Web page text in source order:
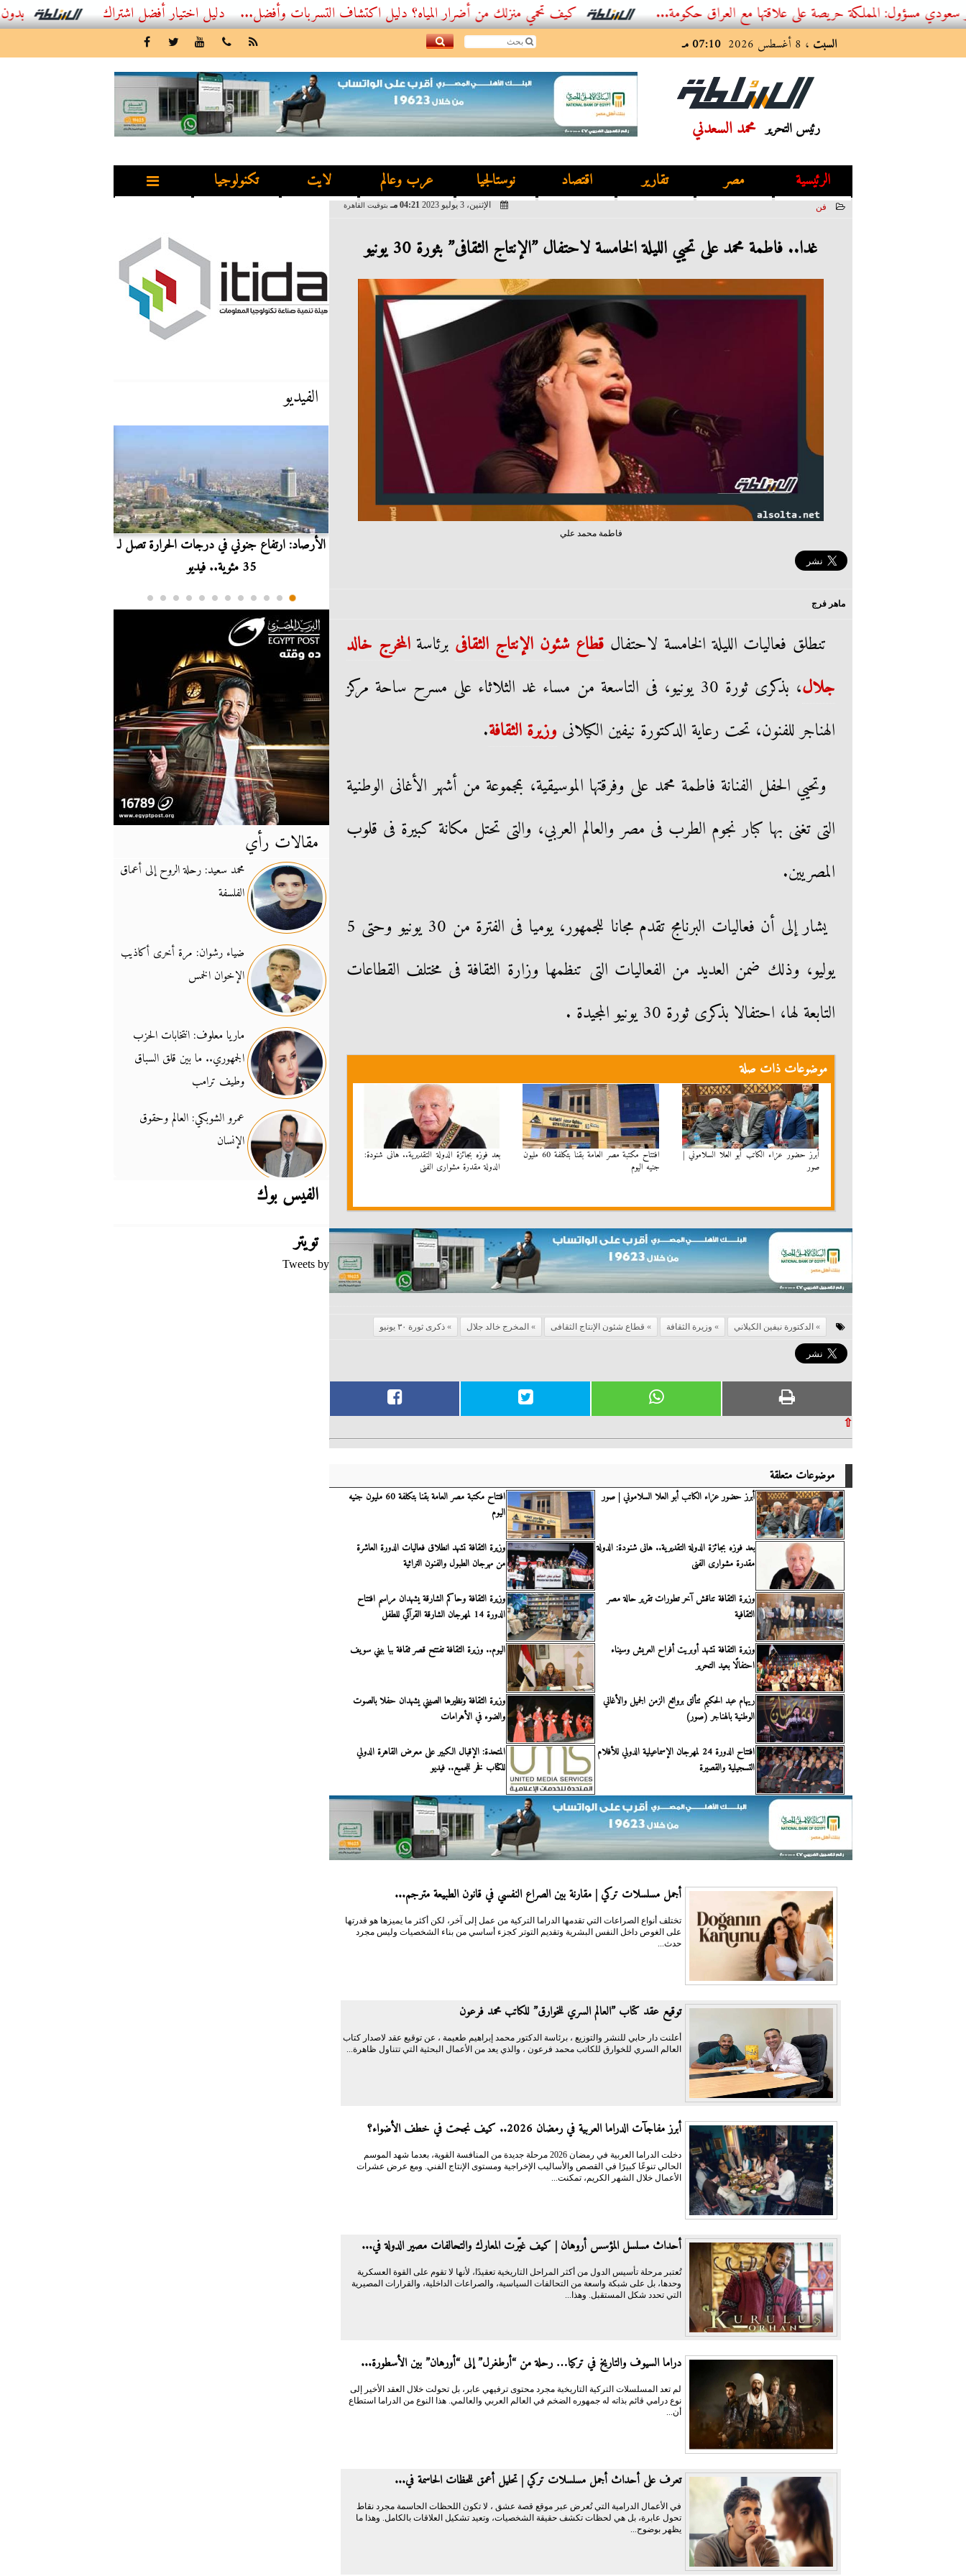
أفضل اشتراك IPTV بدون تقطيع 2026 – دليل المشاهد العصري المملكة حريصة على علاقتها مع العراق حكومة... كيف تحمي منزلك من أضرار المياه؟ دليل اكتشاف التسربات وأفضل...
السبت ، 8 أغسطس 2026 07:10 مـ
رئيس التحرير محمد السعدني
الرئيسية مصر تقارير اقتصاد نوستالجيا عرب وعالم لايت تكنولوجيا
فن الإثنين، 3 يوليو 2023 04:21 مـ بتوقيت القاهرة
غدا.. فاطمة محمد على تحيي الليلة الخامسة لاحتفال ”الإنتاج الثقافى” بثورة 30 يونيو
فاطمة محمد علي
ماهر فرج
تنطلق فعاليات الليلة الخامسة لاحتفال قطاع شئون الإنتاج الثقافى برئاسةالمخرج خالد
جلال
، بذكرى ثورة 30 يونيو، فى التاسعة من مساء غد الثلاثاء على مسرح ساحة مركز
الهناجر للفنون، تحت رعاية الدكتورة نيفين الكيلانى وزيرة الثقافة.
وتحيي الحفل الفنانة فاطمة محمد على وفرقتها الموسيقية، بمجموعة من أشهر الأغانى الوطنية
التى تغنى بها كبار نجوم الطرب فى مصر والعالم العربي، والتى تحتل مكانة كبيرة فى قلوب
المصريين.
يشار إلى أن فعاليات البرنامج تقدم مجانا للجمهور، يوميا فى الفترة من 30 يونيو وحتى 5
يوليو، وذلك ضمن العديد من الفعاليات التى تنظمها وزارة الثقافة فى مختلف القطاعات
التابعة لها، احتفالا بذكرى ثورة 30 يونيو المجيدة .
موضوعات ذات صلة
أبرز حضور عزاء الكاتب أبو العلا السلاموني |
صور
افتتاح مكتبة مصر العامة بقنا بتكلفة 60 مليون
جنيه اليوم
بعد فوزه بجائزة الدولة التقديرية.. هانى شنودة:
الدولة مقدرة مشوارى الفنى
الدكتورة نيفين الكيلاني وزيرة الثقافة قطاع شئون الإنتاج الثقافى المخرج خالد جلال ذكرى ثورة ٣٠ يونيو
⇧
موضوعات متعلقة
أبرز حضور عزاء الكاتب أبو العلا السلاموني | صور
افتتاح مكتبة مصر العامة بقنا بتكلفة 60 مليون جنيه
اليوم
بعد فوزه بجائزة الدولة التقديرية.. هانى شنودة: الدولة
مقدرة مشوارى الفنى
وزيرة الثقافة تشهد انطلاق فعاليات الدورة العاشرة
من مهرجان الطبول والفنون التراثية
وزيرة الثقافة تناقش آخر تطورات تقرير حالة مصر
الثقافية
وزيرة الثقافة وحاكم الشارقة يشهدان مراسم افتتاح
الدورة 14 لمهرجان الشارقة القرآئي للطفل
وزيرة الثقافة تشهد أوبريت أفراح العريش وسيناء
احتفالًا بعيد التحرير
اليوم.. وزيرة الثقافة تفتتح قصر ثقافة ببا ببني سويف
ريهام عبد الحكيم تتألق بروائع الزمن الجميل والأغاني
الوطنية بالهناجر (صور)
وزيرة الثقافة ونظيرها الصيني يشهدان حفلا بالصوت
والضوء في الأهرامات
افتتاح الدورة 24 لمهرجان الإسماعيلية الدولي للأفلام
التسجيلية والقصيرة
المتحدة: الإقبال الكبير على معرض القاهرة الدولي
للكتاب فخر للجميع.. فيديو
أجمل مسلسلات تركي | مقارنة بين الصراع النفسي في قانون الطبيعة مترجم...
تختلف أنواع الصراعات التي تقدمها الدراما التركية من عمل إلى آخر، لكن أكثر ما يميزها هو قدرتها
على الغوص داخل النفس البشرية وتقديم التوتر كجزء أساسي من بناء الشخصيات وليس مجرد
حدث...
توقيع عقد كتاب ”العالم السري للخوارق” للكاتب محمد فرعون
أعلنت دار حابي للنشر والتوزيع ، برئاسة الدكتور محمد إبراهيم طعيمة ، عن توقيع عقد لاصدار كتاب
العالم السري للخوارق للكاتب محمد فرعون ، والذي يعد من الأعمال البحثية التي تتناول ظاهرة...
أبرز مفاجآت الدراما العربية في رمضان 2026.. كيف نجحت في خطف الأضواء؟
دخلت الدراما العربية في رمضان 2026 مرحلة جديدة من المنافسة القوية، بعدما شهد الموسم
الحالي تنوعًا كبيرًا في القصص والأساليب الإخراجية ومستوى الإنتاج الفني. ومع عرض عشرات
الأعمال خلال الشهر الكريم، تمكنت...
أحداث مسلسل المؤسس أروهان | كيف غيّرت المعارك والتحالفات مصير الدولة في...
تُعتبر مرحلة تأسيس الدول من أكثر المراحل التاريخية تعقيدًا، لأنها لا تقوم على القوة العسكرية
وحدها، بل على شبكة واسعة من التحالفات السياسية، والصراعات الداخلية، والقرارات المصيرية
التي تحدد شكل المستقبل. وهذا...
دراما السيوف والتاريخ في تركيا… رحلة من “أرطغرل” إلى “أورهان” بين الأسطورة...
لم تعد المسلسلات التركية التاريخية مجرد محتوى ترفيهي عابر، بل تحولت خلال العقد الأخير إلى
نوع درامي قائم بذاته له جمهوره الضخم في العالم العربي والعالمي. هذا النوع من الدراما استطاع
أن...
تعرف على أحداث أجمل مسلسلات تركي | تحليل أعمق للحظات الحاسمة في...
في الأعمال الدرامية التي تُعرض عبر موقع قصة عشق ، لا تكون اللحظات الحاسمة مجرد نقاط
تحول عابرة، بل هي لحظات تكشف حقيقة الشخصيات، وتعيد تشكيل العلاقات بالكامل. وهذا ما
يظهر بوضوح...
الفيديو
الأرصاد: ارتفاع جنوني في درجات الحرارة تصل لـ
35 مئوية.. فيديو
مقالات رأي
محمد سعيد: رحلة الروح إلى أعماق
الفلسفة
ضياء رشوان: مرة أخرى أكاذيب
الإخوان الخمس
ماريا معلوف: انتخابات الحزب
الجمهوري.. ما بين قلق السباق
وطيف ترامب
عمرو الشوبكي: العالم وحقوق
الإنسان
الفيس بوك
تويتر
Tweets by